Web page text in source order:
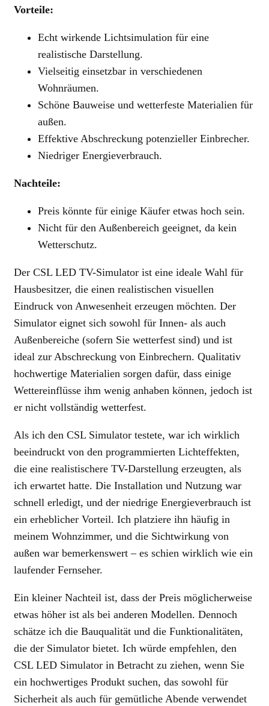
Vorteile:
Echt wirkende Lichtsimulation für eine
realistische Darstellung.
Vielseitig einsetzbar in verschiedenen
Wohnräumen.
Schöne Bauweise und wetterfeste Materialien für
außen.
Effektive Abschreckung potenzieller Einbrecher.
Niedriger Energieverbrauch.
Nachteile:
Preis könnte für einige Käufer etwas hoch sein.
Nicht für den Außenbereich geeignet, da kein
Wetterschutz.
Der CSL LED TV-Simulator ist eine ideale Wahl für
Hausbesitzer, die einen realistischen visuellen
Eindruck von Anwesenheit erzeugen möchten. Der
Simulator eignet sich sowohl für Innen- als auch
Außenbereiche (sofern Sie wetterfest sind) und ist
ideal zur Abschreckung von Einbrechern. Qualitativ
hochwertige Materialien sorgen dafür, dass einige
Wettereinflüsse ihm wenig anhaben können, jedoch ist
er nicht vollständig wetterfest.
Als ich den CSL Simulator testete, war ich wirklich
beeindruckt von den programmierten Lichteffekten,
die eine realistischere TV-Darstellung erzeugten, als
ich erwartet hatte. Die Installation und Nutzung war
schnell erledigt, und der niedrige Energieverbrauch ist
ein erheblicher Vorteil. Ich platziere ihn häufig in
meinem Wohnzimmer, und die Sichtwirkung von
außen war bemerkenswert – es schien wirklich wie ein
laufender Fernseher.
Ein kleiner Nachteil ist, dass der Preis möglicherweise
etwas höher ist als bei anderen Modellen. Dennoch
schätze ich die Bauqualität und die Funktionalitäten,
die der Simulator bietet. Ich würde empfehlen, den
CSL LED Simulator in Betracht zu ziehen, wenn Sie
ein hochwertiges Produkt suchen, das sowohl für
Sicherheit als auch für gemütliche Abende verwendet